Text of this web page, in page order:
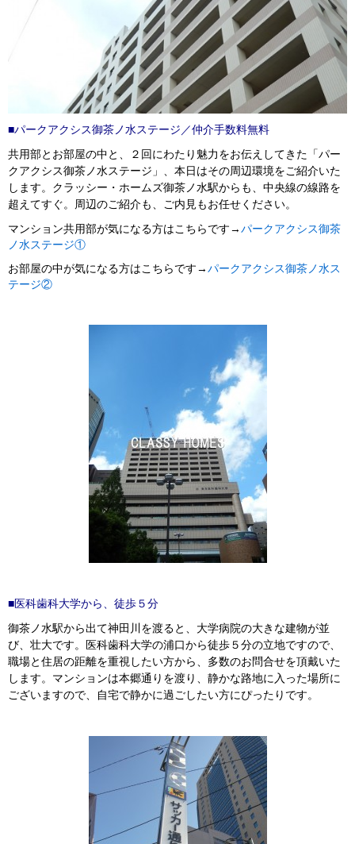
■パークアクシス御茶ノ水ステージ／仲介手数料無料
共用部とお部屋の中と、２回にわたり魅力をお伝えしてきた「パー
クアクシス御茶ノ水ステージ」、本日はその周辺環境をご紹介いた
します。クラッシー・ホームズ御茶ノ水駅からも、中央線の線路を
超えてすぐ。周辺のご紹介も、ご内見もお任せください。
マンション共用部が気になる方はこちらです→パークアクシス御茶
ノ水ステージ①
お部屋の中が気になる方はこちらです→パークアクシス御茶ノ水ス
テージ②
■医科歯科大学から、徒歩５分
御茶ノ水駅から出て神田川を渡ると、大学病院の大きな建物が並
び、壮大です。医科歯科大学の浦口から徒歩５分の立地ですので、
職場と住居の距離を重視したい方から、多数のお問合せを頂戴いた
します。マンションは本郷通りを渡り、静かな路地に入った場所に
ございますので、自宅で静かに過ごしたい方にぴったりです。